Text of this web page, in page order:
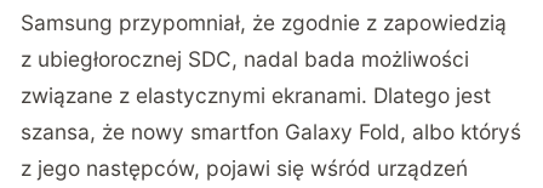
Samsung przypomniał, że zgodnie z zapowiedzią
z ubiegłorocznej SDC, nadal bada możliwości
związane z elastycznymi ekranami. Dlatego jest
szansa, że nowy smartfon Galaxy Fold, albo któryś
z jego następców, pojawi się wśród urządzeń